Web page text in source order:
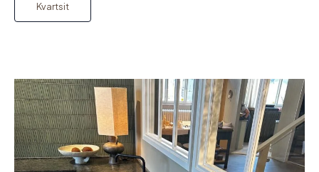
Kvartsit